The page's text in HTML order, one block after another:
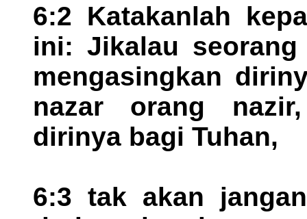
6:2 Katakanlah
ini: Jikalau
mengasingkan
nazar orang
dirinya bagi Tuhan,
6:3 tak akan